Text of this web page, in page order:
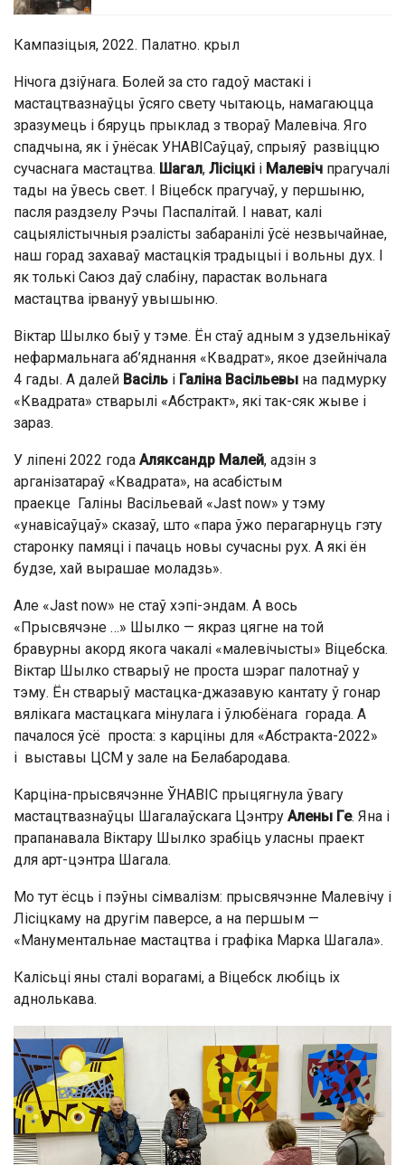
Кампазіцыя, 2022. Палатно. крыл
Нічога дзіўнага. Болей за сто гадоў мастакі і
мастацтвазнаўцы ўсяго свету чытаюць, намагаюцца
зразумець і бяруць прыклад з твораў Малевіча. Яго
спадчына, як і ўнёсак УНАВІСаўцаў, спрыяў развіццю
сучаснага мастацтва. Шагал, Лісіцкі і Малевіч прагучалі
тады на ўвесь свет. І Віцебск прагучаў, у першыню,
пасля раздзелу Рэчы Паспалітай. І нават, калі
сацыялістычныя рэалісты забаранілі ўсё незвычайнае,
наш горад захаваў мастацкія традыцыі і вольны дух. І
як толькі Саюз даў слабіну, парастак вольнага
мастацтва ірвануў увышыню.
Віктар Шылко быў у тэме. Ён стаў адным з удзельнікаў
нефармальнага аб’яднання «Квадрат», якое дзейнічала
4 гады. А далей Васіль і Галіна Васільевы на падмурку
«Квадрата» стварылі «Абстракт», які так-сяк жыве і
зараз.
У ліпені 2022 года Аляксандр Малей, адзін з
арганізатараў «Квадрата», на асабістым
праекце Галіны Васільевай «Jast now» у тэму
«унавісаўцаў» сказаў, што «пара ўжо перагарнуць гэту
старонку памяці і пачаць новы сучасны рух. А які ён
будзе, хай вырашае моладзь».
Але «Jast now» не стаў хэпі-эндам. А вось
«Прысвячэне …» Шылко — якраз цягне на той
бравурны акорд якога чакалі «малевічысты» Віцебска.
Віктар Шылко стварыў не проста шэраг палотнаў у
тэму. Ён стварыў мастацка-джазавую кантату ў гонар
вялікага мастацкага мінулага і ўлюбёнага горада. А
пачалося ўсё проста: з карціны для «Абстракта-2022»
і выставы ЦСМ у зале на Белабародава.
Карціна-прысвячэнне ЎНАВІС прыцягнула ўвагу
мастацтвазнаўцы Шагалаўскага Цэнтру Алены Ге. Яна і
прапанавала Віктару Шылко зрабіць уласны праект
для арт-цэнтра Шагала.
Мо тут ёсць і пэўны сімвалізм: прысвячэнне Малевічу і
Лісіцкаму на другім паверсе, а на першым —
«Манументальнае мастацтва і графіка Марка Шагала».
Калісьці яны сталі ворагамі, а Віцебск любіць іх
аднолькава.